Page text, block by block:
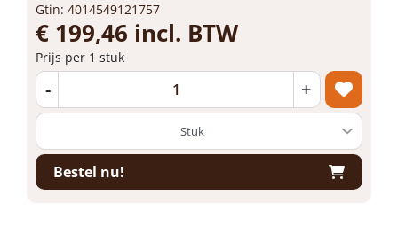
Gtin: 4014549121757
€ 199,46 incl. BTW
Prijs per 1 stuk
- +
Bestel nu!